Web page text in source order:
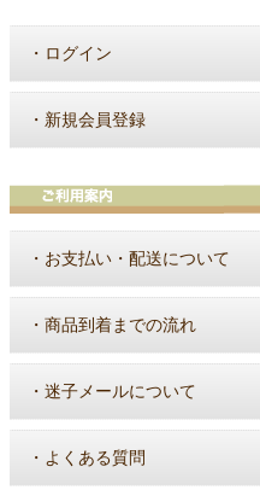
・ ログイン
・ 新規会員登録
・ お支払い・配送について
・ 商品到着までの流れ
・ 迷子メールについて
・ よくある質問